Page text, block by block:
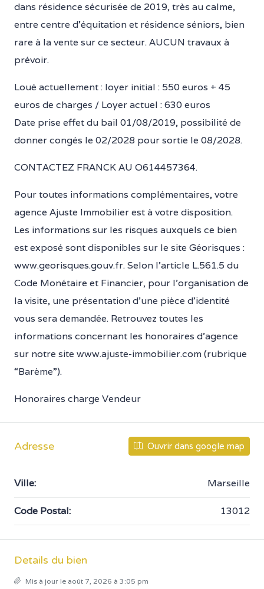
dans résidence sécurisée de 2019, très au calme,
entre centre d’équitation et résidence séniors, bien
rare à la vente sur ce secteur. AUCUN travaux à
prévoir.
Loué actuellement : loyer initial : 550 euros + 45
euros de charges / Loyer actuel : 630 euros
Date prise effet du bail 01/08/2019, possibilité de
donner congés le 02/2028 pour sortie le 08/2028.
CONTACTEZ FRANCK AU O614457364.
Pour toutes informations complémentaires, votre
agence Ajuste Immobilier est à votre disposition.
Les informations sur les risques auxquels ce bien
est exposé sont disponibles sur le site Géorisques :
www.georisques.gouv.fr. Selon l’article L.561.5 du
Code Monétaire et Financier, pour l’organisation de
la visite, une présentation d’une pièce d’identité
vous sera demandée. Retrouvez toutes les
informations concernant les honoraires d’agence
sur notre site www.ajuste-immobilier.com (rubrique
“Barème”).
Honoraires charge Vendeur
Adresse Ouvrir dans google map
Ville: Marseille
Code Postal: 13012
Details du bien
Mis à jour le août 7, 2026 à 3:05 pm